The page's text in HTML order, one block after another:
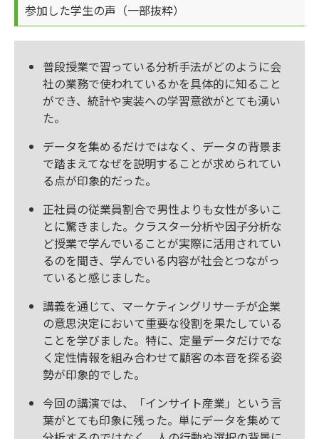
参加した学生の声（一部抜粋）
普段授業で習っている分析手法がどのように会
社の業務で使われているかを具体的に知ること
ができ、統計や実装への学習意欲がとても湧い
た。
データを集めるだけではなく、データの背景ま
で踏まえてなぜを説明することが求められてい
る点が印象的だった。
正社員の従業員割合で男性よりも女性が多いこ
とに驚きました。クラスター分析や因子分析な
ど授業で学んでいることが実際に活用されてい
るのを聞き、学んでいる内容が社会とつながっ
ていると感じました。
講義を通じて、マーケティングリサーチが企業
の意思決定において重要な役割を果たしている
ことを学びました。特に、定量データだけでな
く定性情報を組み合わせて顧客の本音を探る姿
勢が印象的でした。
今回の講演では、「インサイト産業」という言
葉がとても印象に残った。単にデータを集めて